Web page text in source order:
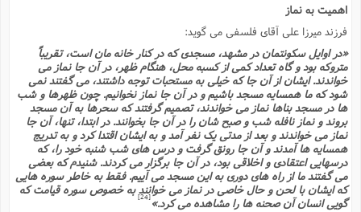
اهمیت به نماز
فرزند میرزا على آقاى فلسفى مى گوید:
«در اوایل سکونتمان در مشهد، مسجدى که در کنار خانه مان است، تقریباً
متروکه بود و گاه تعداد کمى از کسبه محل، هنگام ظهر، در آن جا نماز مى
خواندند. ایشان از آن جا که خیلى به مستحبات توجه داشتند، مى گفتند نمى
شود که ما همسایه مسجد باشیم و در آن جا نماز نخوانیم. چون ظهرها و شب
ها در مسجد بناها نماز مى خواندند، تصمیم گرفتند که سحرها به آن مسجد
بروند و نماز نافله شب و صبح شان را در آن جا بخوانند. در ابتدا، تنها، آن جا
نماز مى خواندند و بعد از مدتى یک نفر آمد و به ایشان اقتدا کرد و به تدریج
همسایه ها آمدند و آن جا رونق گرفت و درس هاى شب شنبه خود را، که
درسهایى اعتقادى و اخلاقى بود، در آن جا برگزار مى کردند. شنیدم که بعضى
مى گفتند ما از راه هاى دورى به این مسجد مى آییم. فقط به خاطر سوره هایى
که ایشان با لحن و حال خاصى در نماز مى خوانند به خصوص سوره قیامت که
گویى انسان آن صحنه ها را مشاهده مى کرد.»[24]